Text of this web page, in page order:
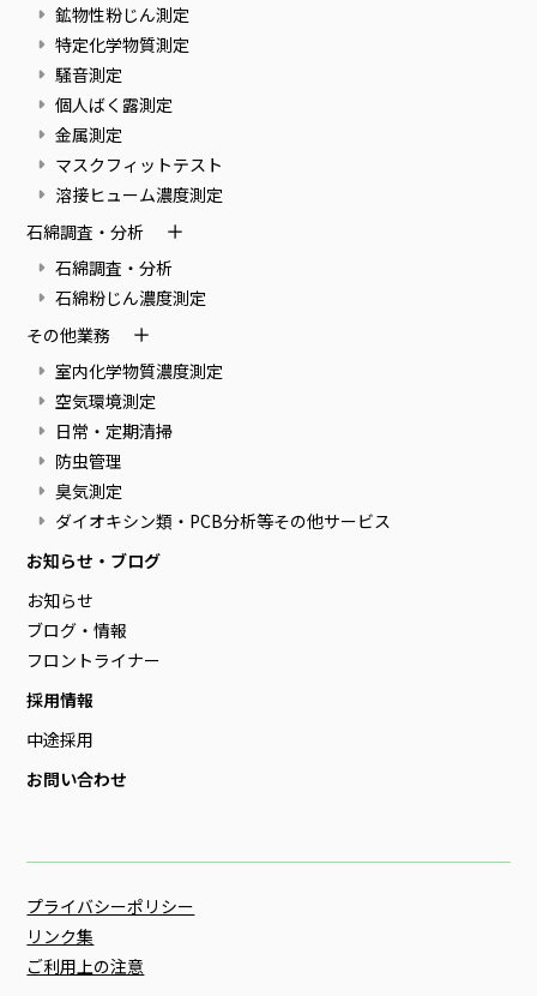
鉱物性粉じん測定
特定化学物質測定
騒音測定
個人ばく露測定
金属測定
マスクフィットテスト
溶接ヒューム濃度測定
石綿調査・分析
石綿調査・分析
石綿粉じん濃度測定
その他業務
室内化学物質濃度測定
空気環境測定
日常・定期清掃
防虫管理
臭気測定
ダイオキシン類・PCB分析等その他サービス
お知らせ・ブログ
お知らせ
ブログ・情報
フロントライナー
採用情報
中途採用
お問い合わせ
プライバシーポリシー
リンク集
ご利用上の注意